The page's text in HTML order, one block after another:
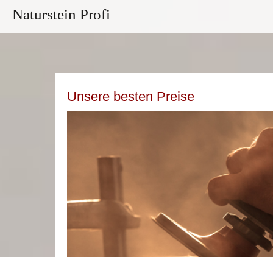
Naturstein Profi
Unsere besten Preise